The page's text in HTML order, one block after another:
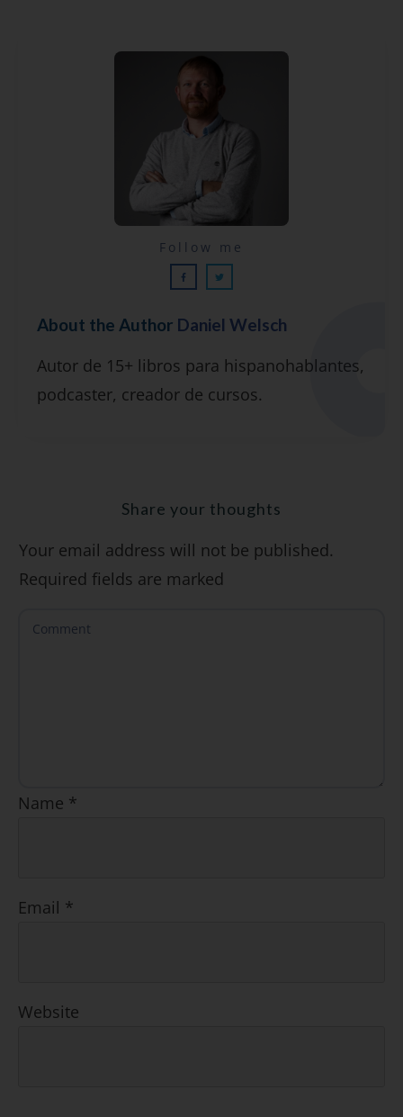
Lecciones por email...
Suscríbete y recibirás 2 o 3 lecciones
gratuitas por semana, además de la guía
"7 errores comunes al hablar inglés (y
SÍ, QUIERO
About the Author Daniel Welsch
Autor de 15+ libros para hispanohablantes,
podcaster, creador de cursos.
Follow me
Share your thoughts
Your email address will not be published.
Required fields are marked
Name *
Email *
Website